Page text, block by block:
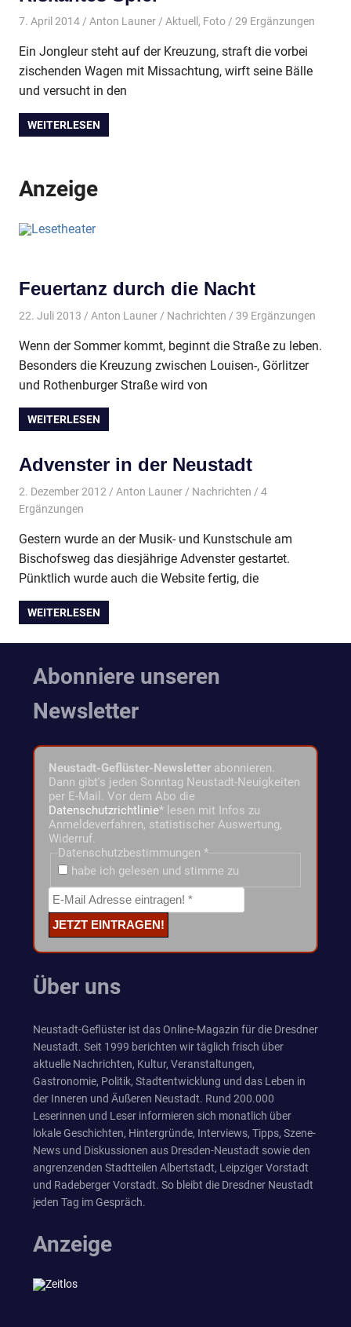
7. April 2014 Anton Launer Aktuell , Foto/ 29 Ergänzungen
Ein Jongleur steht auf der Kreuzung, straft die vorbei
zischenden Wagen mit Missachtung, wirft seine Bälle
und versucht in den
WEITERLESEN
Anzeige
Feuertanz durch die Nacht
22. Juli 2013 Anton Launer Nachrichten / 39 Ergänzungen
Wenn der Sommer kommt, beginnt die Straße zu leben.
Besonders die Kreuzung zwischen Louisen-, Görlitzer
und Rothenburger Straße wird von
WEITERLESEN
Advenster in der Neustadt
2. Dezember 2012 Anton Launer Nachrichten / 4
Ergänzungen
Gestern wurde an der Musik- und Kunstschule am
Bischofsweg das diesjährige Advenster gestartet.
Pünktlich wurde auch die Website fertig, die
WEITERLESEN
Abonniere unseren
Newsletter
Neustadt-Geflüster-Newsletter abonnieren.
Dann gibt's jeden Sonntag Neustadt-Neuigkeiten
per E-Mail. Vor dem Abo die
Datenschutzrichtlinie* lesen mit Infos zu
Anmeldeverfahren, statistischer Auswertung,
Widerruf.
Datenschutzbestimmungen *
habe ich gelesen und stimme zu
Über uns
Neustadt-Geflüster ist das Online-Magazin für die Dresdner
Neustadt. Seit 1999 berichten wir täglich frisch über
aktuelle Nachrichten, Kultur, Veranstaltungen,
Gastronomie, Politik, Stadtentwicklung und das Leben in
der Inneren und Äußeren Neustadt. Rund 200.000
Leserinnen und Leser informieren sich monatlich über
lokale Geschichten, Hintergründe, Interviews, Tipps, Szene-
News und Diskussionen aus Dresden-Neustadt sowie den
angrenzenden Stadtteilen Albertstadt, Leipziger Vorstadt
und Radeberger Vorstadt. So bleibt die Dresdner Neustadt
jeden Tag im Gespräch.
Anzeige